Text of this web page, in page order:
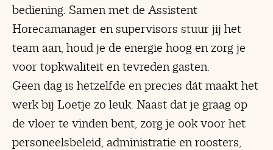
bediening. Samen met de Assistent
Horecamanager en supervisors stuur jij het
team aan, houd je de energie hoog en zorg je
voor topkwaliteit en tevreden gasten.
Geen dag is hetzelfde en precies dát maakt het
werk bij Loetje zo leuk. Naast dat je graag op
de vloer te vinden bent, zorg je ook voor het
personeelsbeleid, administratie en roosters,